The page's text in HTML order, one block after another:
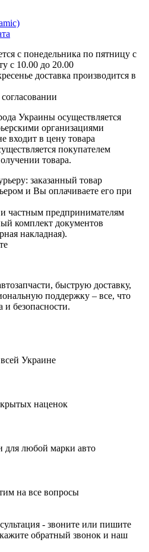
с понедельника по пятницу с
с 10.00 до 20.00
доставка производится в
Украины осуществляется
организациями
входит в цену товара
покупателем
товара.
заказанный товар
и Вы оплачиваете его при
частным предпринимателям
комплект документов
накладная).
быструю доставку,
поддержку – все, что
безопасности.
Украине
наценок
для любой марки авто
на все вопросы
- звоните или пишите
обратный звонок и наш